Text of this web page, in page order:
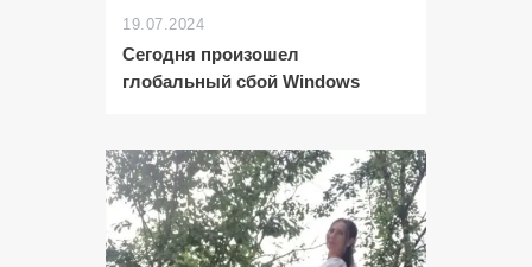
19.07.2024
Сегодня произошел
глобальный сбой Windows